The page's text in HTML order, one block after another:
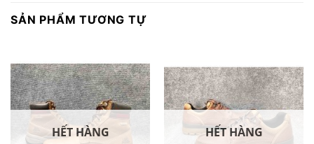
SẢN PHẨM TƯƠNG TỰ
HẾT HÀNG HẾT HÀNG